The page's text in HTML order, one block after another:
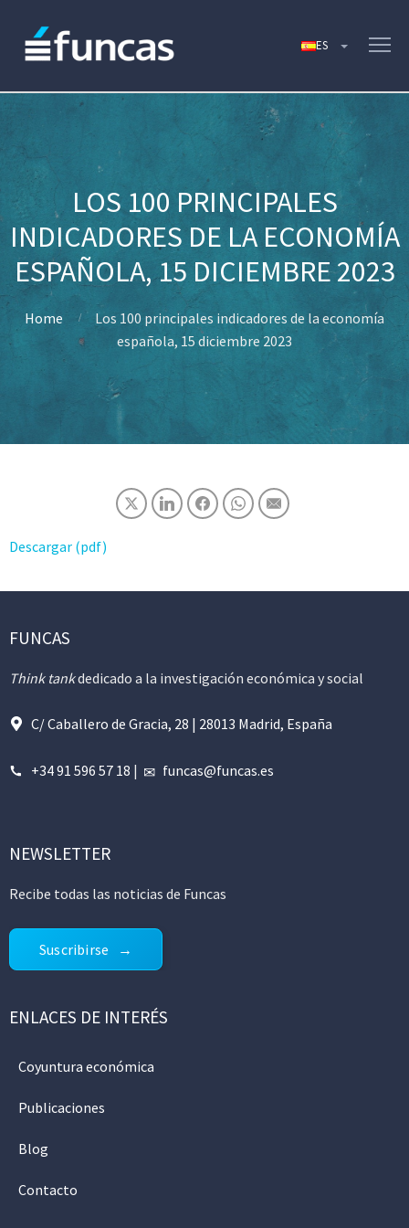
LOS 100 PRINCIPALES
INDICADORES DE LA ECONOMÍA
ESPAÑOLA, 15 DICIEMBRE 2023
Home
Los 100 principales indicadores de la economía
española, 15 diciembre 2023
Descargar (pdf)
FUNCAS
Think tankdedicado a la investigación económica y social
C/ Caballero de Gracia, 28 | 28013 Madrid, España
+34 91 596 57 18 | funcas@funcas.es
NEWSLETTER
Recibe todas las noticias de Funcas
Suscribirse
ENLACES DE INTERÉS
Coyuntura económica
Publicaciones
Blog
Contacto